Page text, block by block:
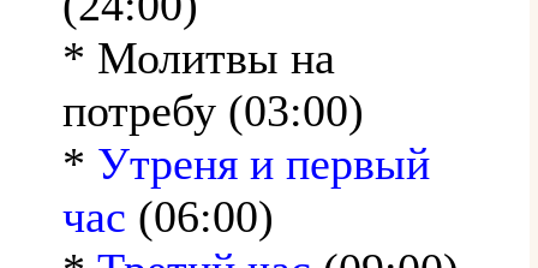
* Молитвы на
потребу (03:00)
* Утреня и первый
час (06:00)